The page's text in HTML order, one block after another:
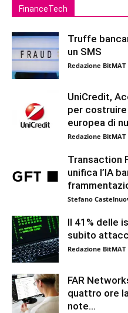
FinanceTech
Truffe
un SMS
Redazione BitMAT
UniCredit,
per
europea di
Redazione BitMAT
Transaction
unifica l’IA
Stefano
Il 41% delle
subito
Redazione BitMAT
FAR
quattro ore
note...